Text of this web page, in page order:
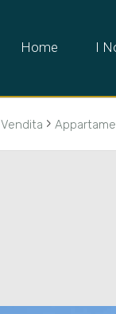
Home I
Vendita ›